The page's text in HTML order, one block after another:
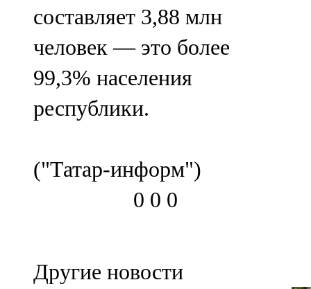
составляет 3,88 млн
человек — это более
99,3% населения
республики.
("Татар-информ")
0 0 0
Другие новости